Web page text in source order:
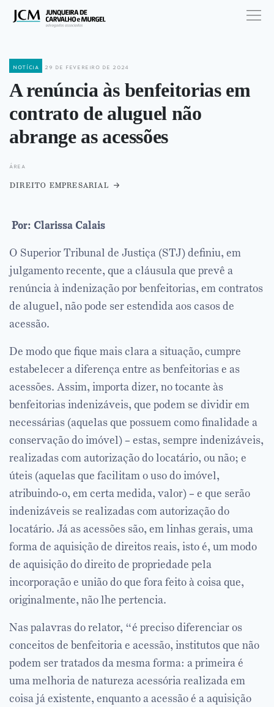
notícia 29 de fevereiro de 2024
A renúncia às benfeitorias em
contrato de aluguel não
abrange as acessões
área
direito empresarial
Por: Clarissa Calais
O Superior Tribunal de Justiça (STJ) definiu, em
julgamento recente, que a cláusula que prevê a
renúncia à indenização por benfeitorias, em contratos
de aluguel, não pode ser estendida aos casos de
acessão.
De modo que fique mais clara a situação, cumpre
estabelecer a diferença entre as benfeitorias e as
acessões. Assim, importa dizer, no tocante às
benfeitorias indenizáveis, que podem se dividir em
necessárias (aquelas que possuem como finalidade a
conservação do imóvel) – estas, sempre indenizáveis,
realizadas com autorização do locatário, ou não; e
úteis (aquelas que facilitam o uso do imóvel,
atribuindo-o, em certa medida, valor) – e que serão
indenizáveis se realizadas com autorização do
locatário. Já as acessões são, em linhas gerais, uma
forma de aquisição de direitos reais, isto é, um modo
de aquisição do direito de propriedade pela
incorporação e união do que fora feito à coisa que,
originalmente, não lhe pertencia.
Nas palavras do relator, “é preciso diferenciar os
conceitos de benfeitoria e acessão, institutos que não
podem ser tratados da mesma forma: a primeira é
uma melhoria de natureza acessória realizada em
coisa já existente, enquanto a acessão é a aquisição